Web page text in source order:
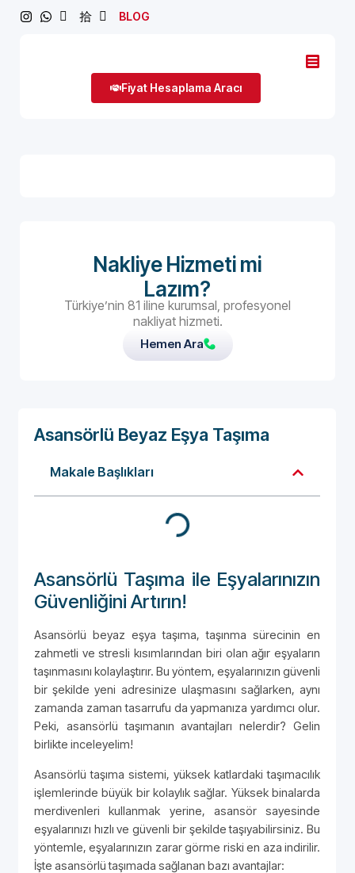
BLOG
Fiyat Hesaplama Aracı
Nakliye Hizmeti mi
Lazım?
Türkiye’nin 81 iline kurumsal, profesyonel
nakliyat hizmeti.
Hemen Ara
Asansörlü Beyaz Eşya Taşıma
Makale Başlıkları
Asansörlü Taşıma ile Eşyalarınızın
Güvenliğini Artırın!
Asansörlü beyaz eşya taşıma, taşınma sürecinin en
zahmetli ve stresli kısımlarından biri olan ağır eşyaların
taşınmasını kolaylaştırır. Bu yöntem, eşyalarınızın güvenli
bir şekilde yeni adresinize ulaşmasını sağlarken, aynı
zamanda zaman tasarrufu da yapmanıza yardımcı olur.
Peki, asansörlü taşımanın avantajları nelerdir? Gelin
birlikte inceleyelim!
Asansörlü taşıma sistemi, yüksek katlardaki taşımacılık
işlemlerinde büyük bir kolaylık sağlar. Yüksek binalarda
merdivenleri kullanmak yerine, asansör sayesinde
eşyalarınızı hızlı ve güvenli bir şekilde taşıyabilirsiniz. Bu
yöntemle, eşyalarınızın zarar görme riski en aza indirilir.
İşte asansörlü taşımada sağlanan bazı avantajlar: